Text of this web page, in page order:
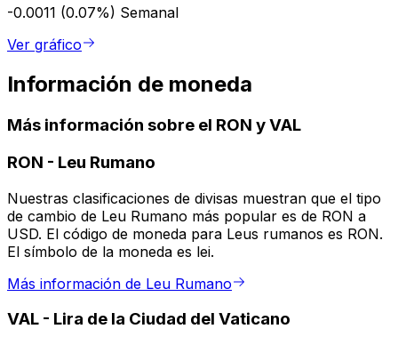
-0.0011 (0.07%) Semanal
Ver gráfico
Información de moneda
Más información sobre el RON y VAL
RON - Leu Rumano
Nuestras clasificaciones de divisas muestran que el tipo
de cambio de Leu Rumano más popular es de RON a
USD. El código de moneda para Leus rumanos es RON.
El símbolo de la moneda es lei.
Más información de Leu Rumano
VAL - Lira de la Ciudad del Vaticano